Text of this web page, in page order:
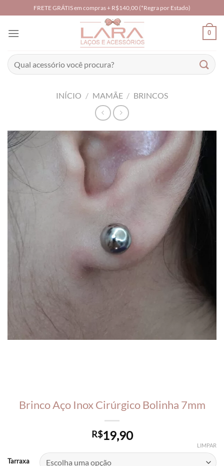
to
content
FRETE GRÁTIS em compras + R$140,00 (*Regra por Estado)
0
Pesquisar
por:
INÍCIO / MAMÃE / BRINCOS
Brinco Aço Inox Cirúrgico Bolinha 7mm
R$19,90
Tarraxa
LIMPAR